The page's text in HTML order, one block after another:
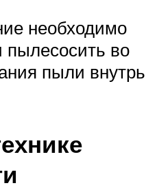
необходимо
пылесосить во
пыли внутрь